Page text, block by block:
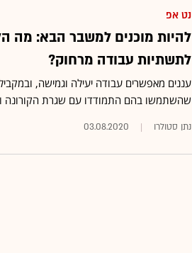
נט אפ
להיות מוכנים למשבר הבא: מה
לתשתיות עבודה מרחוק?
עננים מאפשרים עבודה יעילה וגמישה,
שהשתמשו בהם התמודדו עם שגרת הקורונה
נתן סטולרו 03.08.2020